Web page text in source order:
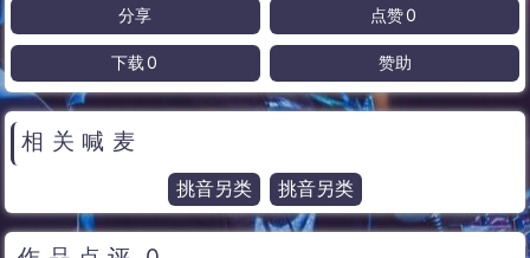
分享 点赞0
下载 0 赞助
相关喊麦
挑音另类 挑音另类